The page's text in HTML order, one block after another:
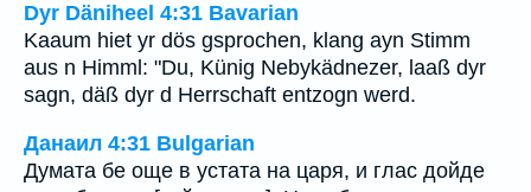
Dyr Däniheel 4:31 Bavarian
Kaaum hiet yr dös gsprochen, klang ayn Stimm
aus n Himml: "Du, Künig Nebykädnezer, laaß dyr
sagn, däß dyr d Herrschaft entzogn werd.
Данаил 4:31 Bulgarian
Думата бе още в устата на царя, и глас дойде